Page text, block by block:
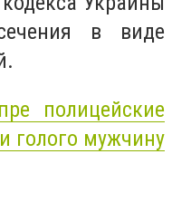
в виде
полицейские
голого мужчину